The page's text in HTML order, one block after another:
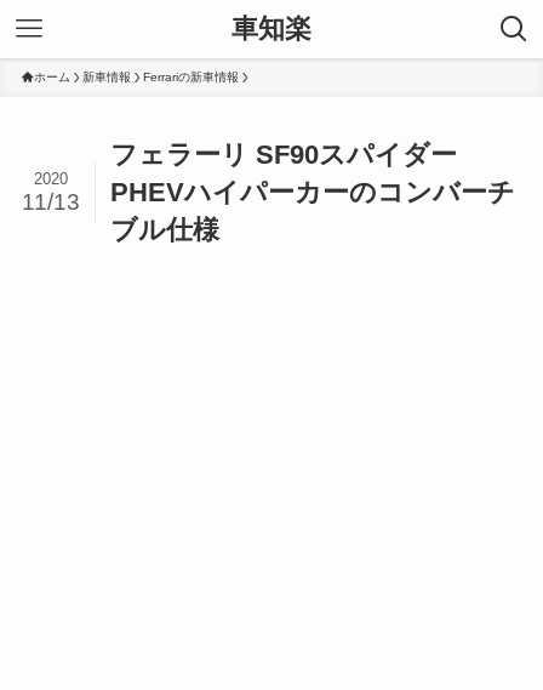
車知楽
ホーム 新車情報 Ferrariの新車情報
フェラーリ SF90スパイダー
PHEVハイパーカーのコンバーチ
ブル仕様
2020
11/13